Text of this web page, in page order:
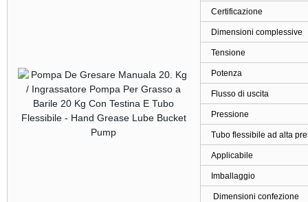
Certificazione
Dimensioni complessive
Tensione
Potenza
Flusso di uscita
Pressione
Tubo flessibile ad alta
Applicabile
Imballaggio
Dimensioni confezione